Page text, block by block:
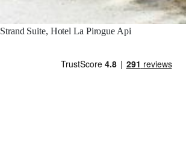
Strand Suite, Hotel La Pirogue Api